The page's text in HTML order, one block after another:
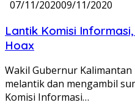
07/11/202009/11/2020
Lantik Komisi
Hoax
Wakil Gubernur
melantik dan mengambil
Komisi Informasi…